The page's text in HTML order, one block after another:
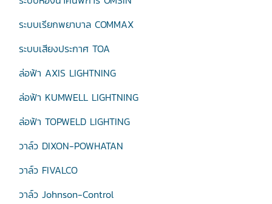
ระบบเรียกพยาบาล COMMAX
ระบบเสียงประกาศ TOA
ล่อฟ้า AXIS LIGHTNING
ล่อฟ้า KUMWELL LIGHTNING
ล่อฟ้า TOPWELD LIGHTING
วาล์ว DIXON-POWHATAN
วาล์ว FIVALCO
วาล์ว Johnson-Control